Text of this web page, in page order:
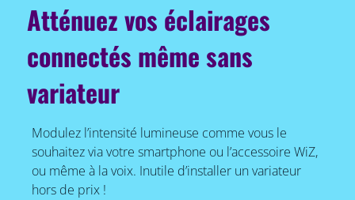
Atténuez vos éclairages
connectés même sans
variateur
Modulez l’intensité lumineuse comme vous le
souhaitez via votre smartphone ou l’accessoire WiZ,
ou même à la voix. Inutile d’installer un variateur
hors de prix !